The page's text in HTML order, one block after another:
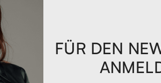
FÜR DEN
€ 150,00 - 12%